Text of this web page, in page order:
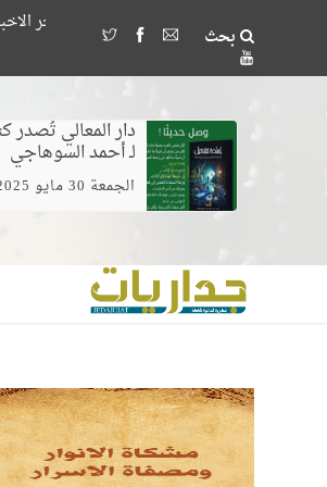
بحث
آخر الاخبار .. جمعية الصداقة
وخلط الغيرة بالخوف
دار المعالي
لـ أحمد السوهاجي
الجمعة 30 مايو 2025